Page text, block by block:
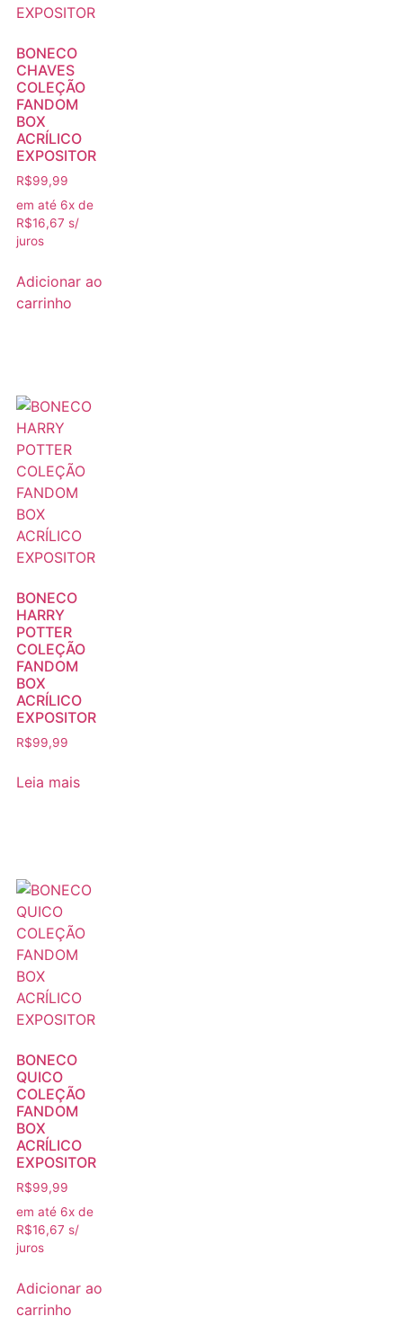
BONECO
CHAVES
COLEÇÃO
FANDOM
BOX
ACRÍLICO
EXPOSITOR
R$99,99
em até 6x de
R$16,67 s/
juros
Adicionar ao
carrinho
BONECO
HARRY
POTTER
COLEÇÃO
FANDOM
BOX
ACRÍLICO
EXPOSITOR
R$99,99
Leia mais
BONECO
QUICO
COLEÇÃO
FANDOM
BOX
ACRÍLICO
EXPOSITOR
R$99,99
em até 6x de
R$16,67 s/
juros
Adicionar ao
carrinho